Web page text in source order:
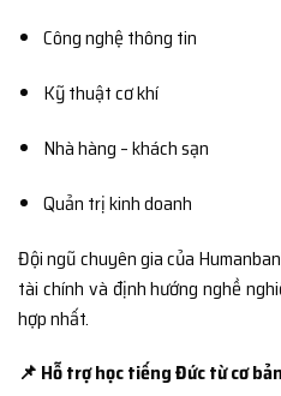
Công nghệ thông tin
Kỹ thuật cơ khí
Nhà hàng – khách sạn
Quản trị kinh doanh
Đội ngũ chuyên gia của
tài chính và định hướng nghề
hợp nhất.
📌 Hỗ trợ học tiếng Đức từ cơ